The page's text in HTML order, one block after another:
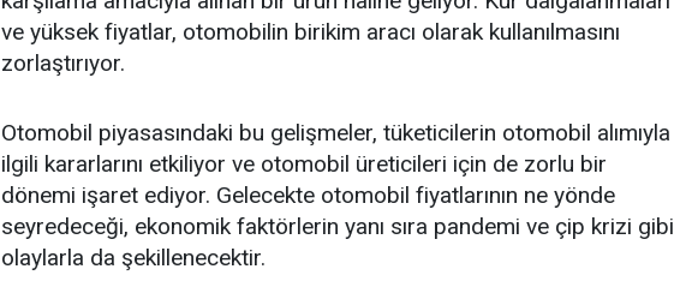
ve yüksek fiyatlar, otomobilin birikim aracı olarak kullanılmasını
zorlaştırıyor.
Otomobil piyasasındaki bu gelişmeler, tüketicilerin otomobil alımıyla
ilgili kararlarını etkiliyor ve otomobil üreticileri için de zorlu bir
dönemi işaret ediyor. Gelecekte otomobil fiyatlarının ne yönde
seyredeceği, ekonomik faktörlerin yanı sıra pandemi ve çip krizi gibi
olaylarla da şekillenecektir.